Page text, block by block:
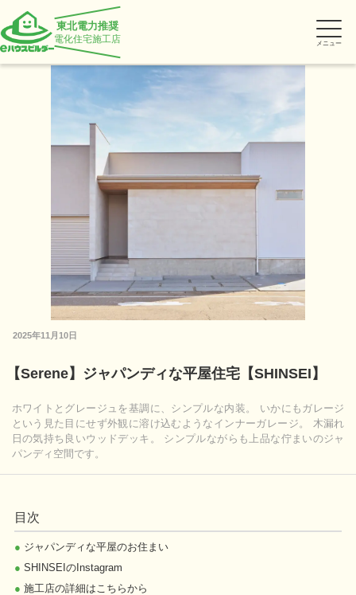
東北電力推奨
電化住宅施工店 メニュー
2025年11月10日
【Serene】ジャパンディな平屋住宅【SHINSEI】
ホワイトとグレージュを基調に、シンプルな内装。 いかにもガレージ
という見た目にせず外観に溶け込むようなインナーガレージ。 木漏れ
日の気持ち良いウッドデッキ。 シンプルながらも上品な佇まいのジャ
パンディ空間です。
目次
● ジャパンディな平屋のお住まい
● SHINSEIのInstagram
● 施工店の詳細はこちらから